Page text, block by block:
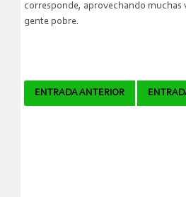
corresponde, aprovechando muchas
gente pobre.
Navegador
ENTRADA ANTERIOR